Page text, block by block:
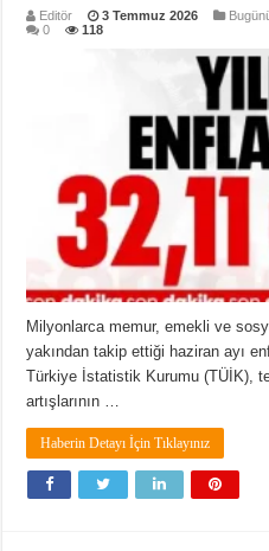
Editör 3 Temmuz 2026
0
118
Milyonlarca memur, emekli ve
yakından takip ettiği haziran ayı
Türkiye İstatistik Kurumu (TÜİK),
artışlarının …
Haberin Detayı İçin Tıklayınız